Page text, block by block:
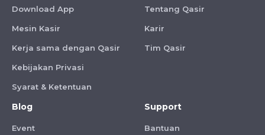
Download App
Mesin Kasir
Kerja sama dengan Qasir
Kebijakan Privasi
Syarat & Ketentuan
Tentang Qasir
Karir
Tim Qasir
Blog
Event
Support
Bantuan